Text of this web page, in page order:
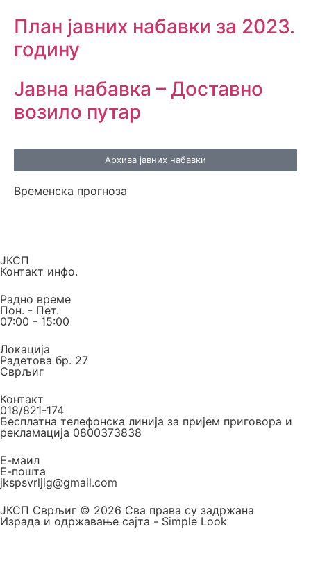
План јавних набавки за 2023.
годину
Јавна набавка – Доставно
возило путар
Архива јавних набавки
Временска прогноза
ЈКСП
Контакт инфо.
Радно време
Пон. - Пет.
07:00 - 15:00
Локација
Радетова бр. 27
Сврљиг
Контакт
018/821-174
Бесплатна телефонска линија за пријем приговора и
рекламација 0800373838
Е-маил
Е-пошта
jkspsvrljig@gmail.com
ЈКСП Сврљиг © 2026 Сва права су задржана
Израда и одржавање сајта - Simple Look